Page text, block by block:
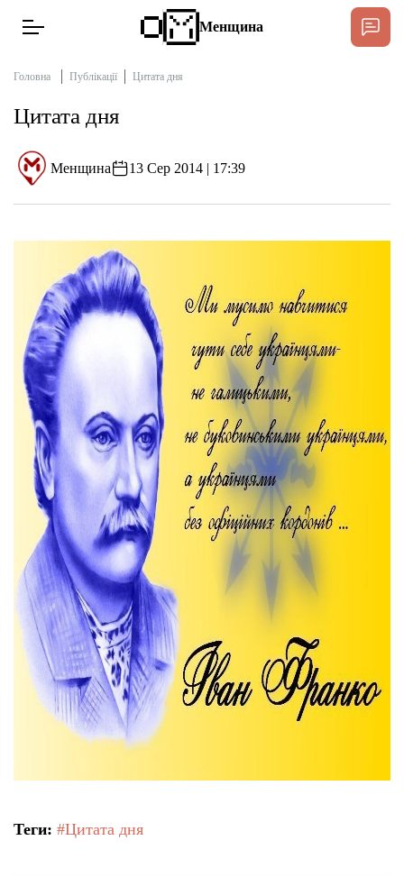
Тексти
Публікації
Про нас
Бюджет
Тендери
Довідник
Контакти
Рекламні прайси
Підтримати «місцевих»
Редакційна політика
Етичний кодекс
Менщина
Головна Публікації Цитата дня
Цитата дня
Менщина 13 Сер 2014 | 17:39
Теги: #Цитата дня